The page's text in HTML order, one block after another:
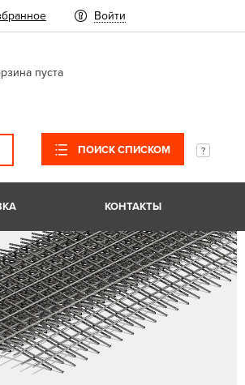
Войти
пуста
ПОИСК СПИСКОМ
КОНТАКТЫ